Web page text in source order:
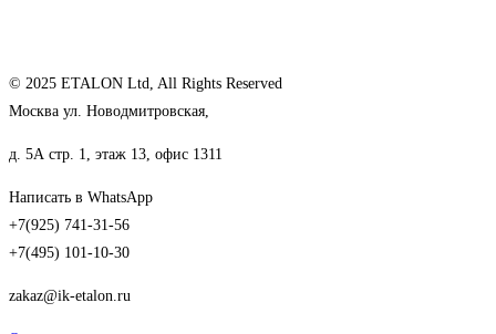
© 2025 ETALON Ltd, All Rights Reserved
Москва ул. Новодмитровская,
д. 5А стр. 1, этаж 13, офис 1311
Написать в WhatsApp
+7(925) 741-31-56
+7(495) 101-10-30
zakaz@ik-etalon.ru